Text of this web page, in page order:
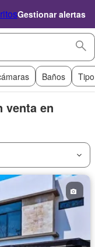
Gestionar alertas
Baños
venta en